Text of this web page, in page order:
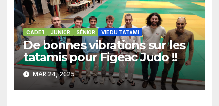
CADET JUNIOR SÉNIOR VIE DU TATAMI
De bonnes vibrations sur les
tatamis pour Figeac Judo !!
MAR 24, 2025